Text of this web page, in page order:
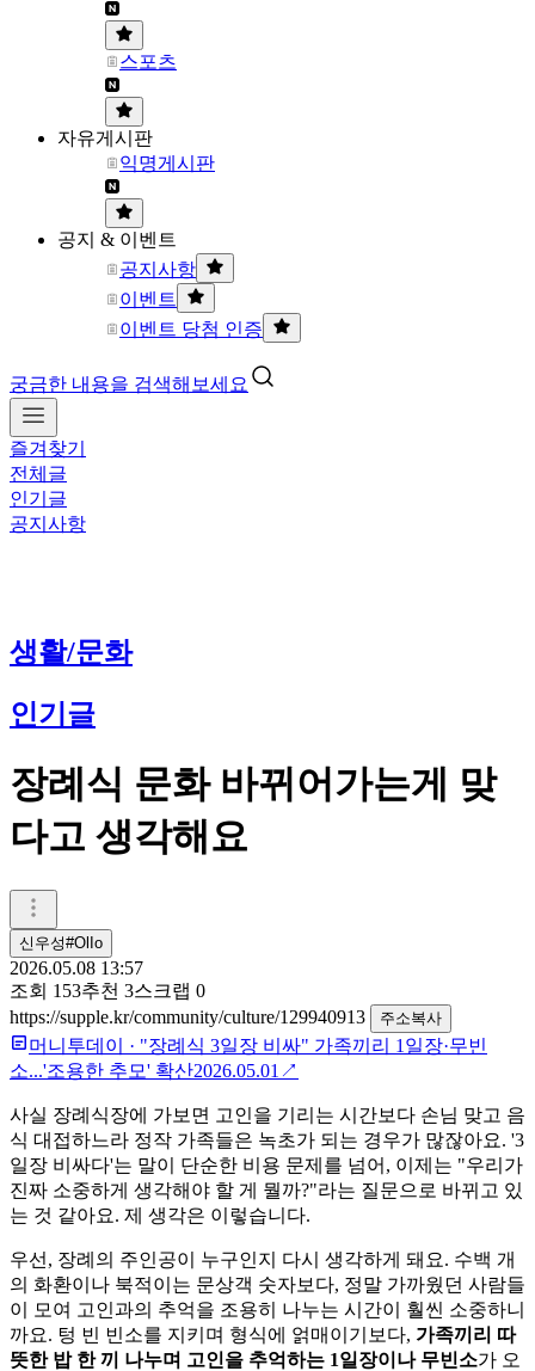
스포츠
자유게시판
익명게시판
공지 & 이벤트
공지사항
이벤트
이벤트 당첨 인증
궁금한 내용을 검색해보세요
즐겨찾기
전체글
인기글
공지사항
생활/문화
인기글
장례식 문화 바뀌어가는게 맞
다고 생각해요
신우성#OlIo
2026.05.08 13:57
조회 153추천 3스크랩 0
https://supple.kr/community/culture/129940913
주소복사
머니투데이 · "장례식 3일장 비싸" 가족끼리 1일장·무빈
소...'조용한 추모' 확산2026.05.01 ↗
사실 장례식장에 가보면 고인을 기리는 시간보다 손님 맞고 음
식 대접하느라 정작 가족들은 녹초가 되는 경우가 많잖아요. '3
일장 비싸다'는 말이 단순한 비용 문제를 넘어, 이제는 "우리가
진짜 소중하게 생각해야 할 게 뭘까?"라는 질문으로 바뀌고 있
는 것 같아요. 제 생각은 이렇습니다.
우선, 장례의 주인공이 누구인지 다시 생각하게 돼요. 수백 개
의 화환이나 북적이는 문상객 숫자보다, 정말 가까웠던 사람들
이 모여 고인과의 추억을 조용히 나누는 시간이 훨씬 소중하니
까요. 텅 빈 빈소를 지키며 형식에 얽매이기보다, 가족끼리 따
뜻한 밥 한 끼 나누며 고인을 추억하는 1일장이나 무빈소가 오